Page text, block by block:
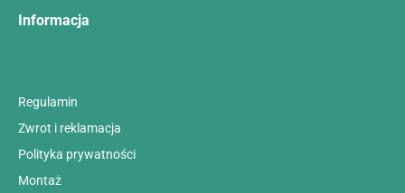
Informacja
Regulamin
Zwrot i reklamacja
Polityka prywatności
Montaż